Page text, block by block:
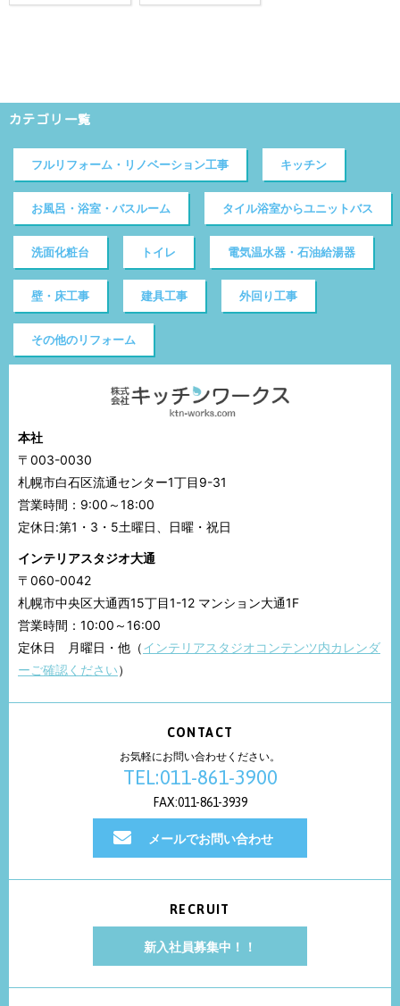
カテゴリ一覧
フルリフォーム・リノベーション工事 キッチン
お風呂・浴室・バスルーム タイル浴室からユニットバス
洗面化粧台 トイレ 電気温水器・石油給湯器
壁・床工事 建具工事 外回り工事
その他のリフォーム
本社
〒003-0030
札幌市白石区流通センター1丁目9-31
営業時間：9:00～18:00
定休日:第1・3・5土曜日、日曜・祝日
インテリアスタジオ大通
〒060-0042
札幌市中央区大通西15丁目1-12 マンション大通1F
営業時間：10:00～16:00
定休日 月曜日・他（インテリアスタジオコンテンツ内カレンダ
ーご確認ください）
CONTACT
お気軽にお問い合わせください。
TEL:011-861-3900
FAX:011-861-3939
メールでお問い合わせ
RECRUIT
新入社員募集中！！